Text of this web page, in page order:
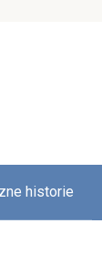
historie